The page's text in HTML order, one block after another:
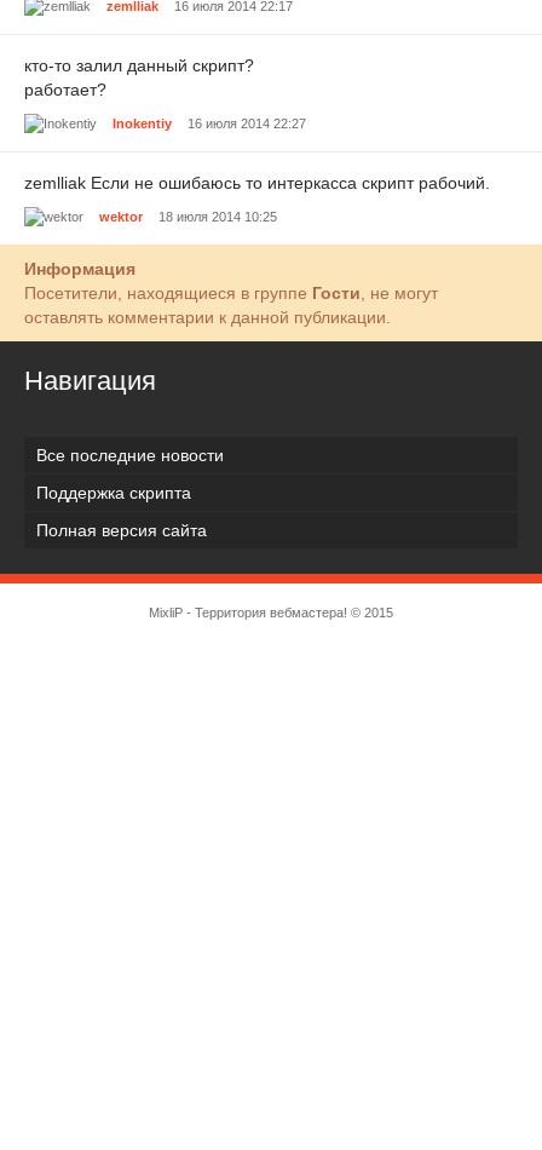
zemlliak 16 июля 2014 22:17
кто-то залил данный скрипт?
работает?
Inokentiy 16 июля 2014 22:27
zemlliak Если не ошибаюсь то интеркасса скрипт рабочий.
wektor 18 июля 2014 10:25
Информация
Посетители, находящиеся в группе Гости , не могут
оставлять комментарии к данной публикации.
Навигация
Все последние новости
Поддержка скрипта
Полная версия сайта
MixliP - Территория вебмастера! © 2015